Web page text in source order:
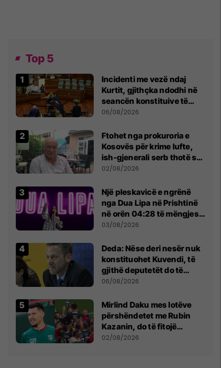
Top 5
Incidenti me vezë ndaj
Kurtit, gjithçka ndodhi në
seancën konstituive të
Kuvendit
06/08/2026
Ftohet nga prokuroria e
Kosovës për krime lufte,
ish-gjenerali serb thotë se
dikush e tradhtoi në
02/08/2026
Një pleskavicë e ngrënë
nga Dua Lipa në Prishtinë
në orën 04:28 të mëngjesit
- dhe bota digjitale serbe
03/08/2026
Deda: Nëse deri nesër nuk
konstituohet Kuvendi, të
gjithë deputetët do të
bëjnë shkelje të rëndë
06/08/2026
Mirlind Daku mes lotëve
përshëndetet me Rubin
Kazanin, do të fitojë
miliona te Spartak Moska
02/08/2026